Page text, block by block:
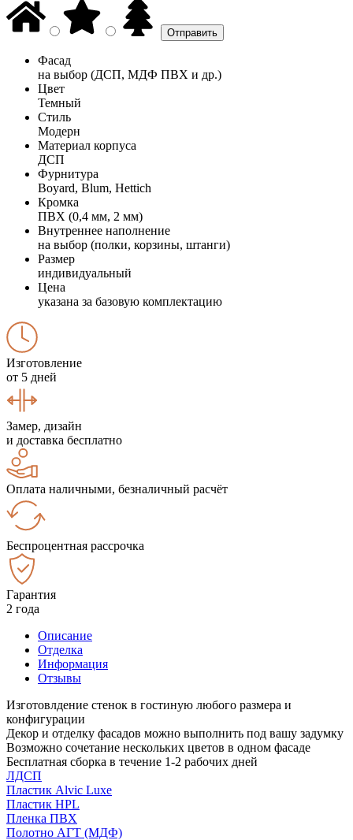
Фасад
на выбор (ДСП, МДФ ПВХ и др.)
Цвет
Темный
Стиль
Модерн
Материал корпуса
ДСП
Фурнитура
Boyard, Blum, Hettich
Кромка
ПВХ (0,4 мм, 2 мм)
Внутреннее наполнение
на выбор (полки, корзины, штанги)
Размер
индивидуальный
Цена
указана за базовую комплектацию
Изготовление
от 5 дней
Замер, дизайн
и доставка бесплатно
Оплата наличными, безналичный расчёт
Беспроцентная рассрочка
Гарантия
2 года
Описание
Отделка
Информация
Отзывы
Изготовлдение стенок в гостиную любого размера и
конфигурации
Декор и отделку фасадов можно выполнить под вашу задумку
Возможно сочетание нескольких цветов в одном фасаде
Бесплатная сборка в течение 1-2 рабочих дней
ЛДСП
Пластик Alvic Luxe
Пластик HPL
Пленка ПВХ
Полотно АГТ (МДФ)